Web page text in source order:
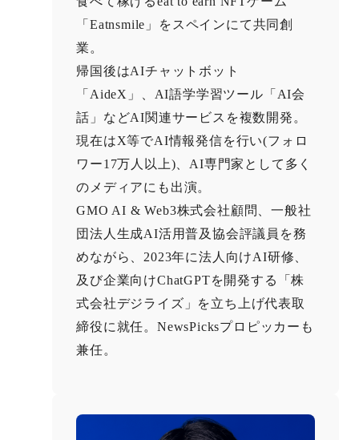
「Eatnsmile」をスペインにて共同創
業。
帰国後はAIチャットボット
「AideX」、AI語学学習ツール「AI会
話」などAI関連サービスを複数開発。
現在はX等でAI情報発信を行い(フォロ
ワー17万人以上)、AI専門家として多く
のメディアにも出演。
GMO AI & Web3株式会社顧問、一般社
団法人生成AI活用普及協会評議員を務
めながら、2023年に法人向けAI研修、
及び企業向けChatGPTを開発する「株
式会社デジライズ」を立ち上げ代表取
締役に就任。NewsPicksプロピッカーも
兼任。